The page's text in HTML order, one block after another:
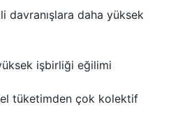
daha yüksek
işbirliği eğilimi
tüketimden çok kolektif